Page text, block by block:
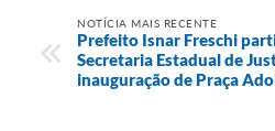
NOTÍCIA MAIS RECENTE
Prefeito Isnar Freschi
Secretaria Estadual de
inauguração de Praça